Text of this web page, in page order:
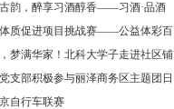
韵，醉享习酒醇香——习酒·品酒
质促进项目挑战赛——公益体彩百
梦满华家！北科大学子走进社区铺
支部积极参与丽泽商务区主题团日
自行车联赛